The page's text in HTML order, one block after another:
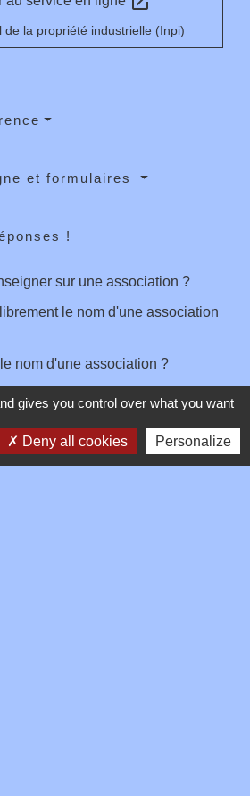
de la propriété industrielle (Inpi)
et formulaires
!
sur une association ?
le nom d'une association
nom d'une association ?
gives you control over what you want
Deny all cookies Personalize